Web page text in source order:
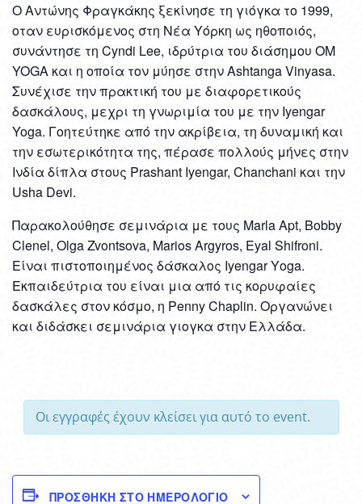
Ο Αντώνης Φραγκάκης ξεκίνησε τη γιόγκα το 1999,
οταν ευρισκόμενος στη Νέα Υόρκη ως ηθοποιός,
συνάντησε τη Cyndi Lee, ιδρύτρια του διάσημου ΟΜ
YOGA και η οποία τον μύησε στην Ashtanga Vinyasa.
Συνέχισε την πρακτική του με διαφορετικούς
δασκάλους, μεχρι τη γνωριμία του με την Iyengar
Yoga. Γοητεύτηκε από την ακρίβεια, τη δυναμική και
την εσωτερικότητα της, πέρασε πολλούς μήνες στην
Ινδία δίπλα στους Prashant Iyengar, Chanchani και την
Usha Devi.
Παρακολούθησε σεμινάρια με τους Marla Apt, Bobby
Clenel, Olga Zvontsova, Marios Argyros, Eyal Shifroni.
Είναι πιστοποιημένος δάσκαλος Iyengar Υoga.
Εκπαιδεύτρια του είναι μια από τις κορυφαίες
δασκάλες στον κόσμο, η Penny Chaplin. Οργανώνει
και διδάσκει σεμινάρια γιογκα στην Ελλάδα.
Οι εγγραφές έχουν κλείσει για αυτό το event.
ΠΡΟΣΘΉΚΗ ΣΤΟ ΗΜΕΡΟΛΌΓΙΟ